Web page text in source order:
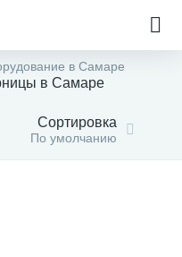
в Самаре
в Самаре
Сортировка
По умолчанию